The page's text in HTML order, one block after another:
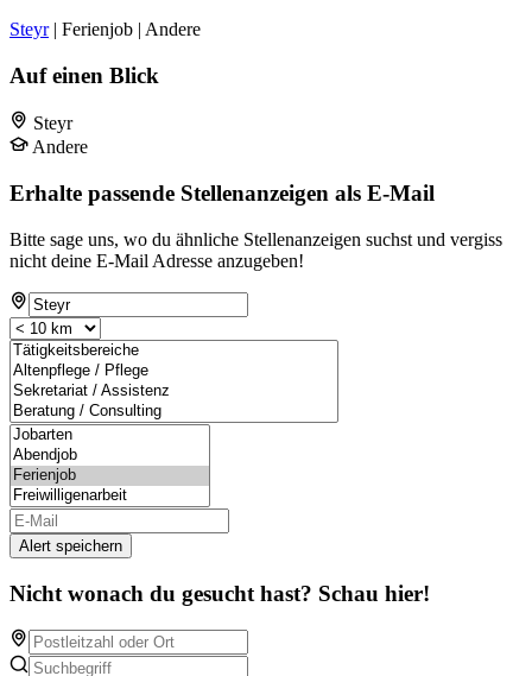
Steyr| Ferienjob | Andere
Auf einen Blick
Steyr
Andere
Erhalte passende Stellenanzeigen als E-Mail
Bitte sage uns, wo du ähnliche Stellenanzeigen suchst und vergiss
nicht deine E-Mail Adresse anzugeben!
Alert speichern
Nicht wonach du gesucht hast? Schau hier!